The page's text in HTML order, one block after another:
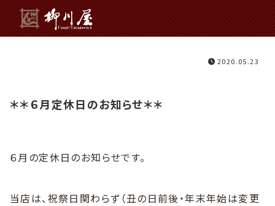
2020.05.23
＊＊６月定休日のお知らせ＊＊
６月の定休日のお知らせです。
当店は、祝祭日関わらず（丑の日前後・年末年始は変更